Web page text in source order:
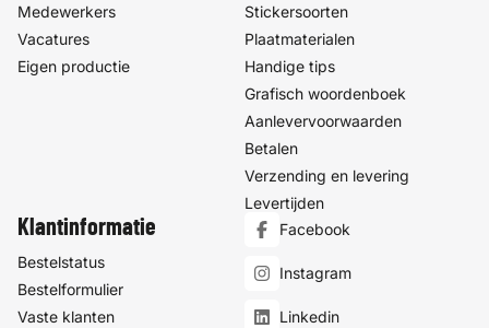
Medewerkers
Vacatures
Eigen productie
Stickersoorten
Plaatmaterialen
Handige tips
Grafisch woordenboek
Aanlevervoorwaarden
Betalen
Verzending en levering
Levertijden
Klantinformatie
Bestelstatus
Bestelformulier
Vaste klanten
Facebook
Instagram
Linkedin